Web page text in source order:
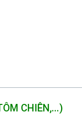
CHIÊN,...)